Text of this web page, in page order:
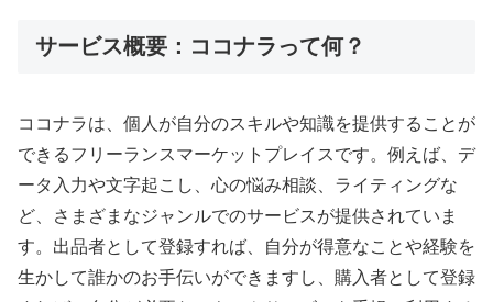
サービス概要：ココナラって何？
ココナラは、個人が自分のスキルや知識を提供することが
できるフリーランスマーケットプレイスです。例えば、デ
ータ入力や文字起こし、心の悩み相談、ライティングな
ど、さまざまなジャンルでのサービスが提供されていま
す。出品者として登録すれば、自分が得意なことや経験を
生かして誰かのお手伝いができますし、購入者として登録